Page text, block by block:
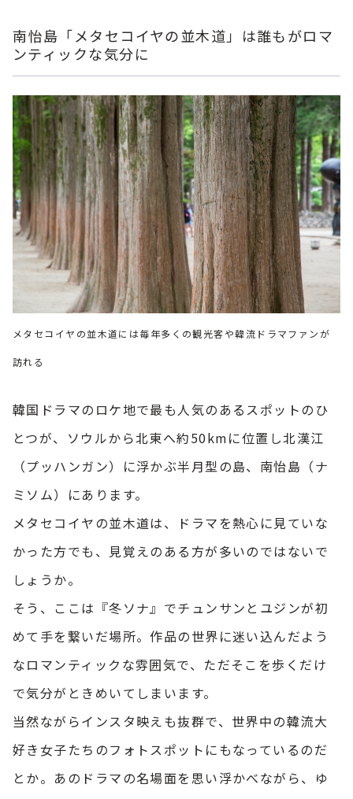
南怡島「メタセコイヤの並木道」は誰もがロマ
ンティックな気分に
メタセコイヤの並木道には毎年多くの観光客や韓流ドラマファンが
訪れる
韓国ドラマのロケ地で最も人気のあるスポットのひ
とつが、ソウルから北東へ約50kmに位置し北漢江
（プッハンガン）に浮かぶ半月型の島、南怡島（ナ
ミソム）にあります。
メタセコイヤの並木道は、ドラマを熱心に見ていな
かった方でも、見覚えのある方が多いのではないで
しょうか。
そう、ここは『冬ソナ』でチュンサンとユジンが初
めて手を繋いだ場所。作品の世界に迷い込んだよう
なロマンティックな雰囲気で、ただそこを歩くだけ
で気分がときめいてしまいます。
当然ながらインスタ映えも抜群で、世界中の韓流大
好き女子たちのフォトスポットにもなっているのだ
とか。あのドラマの名場面を思い浮かべながら、ゆ